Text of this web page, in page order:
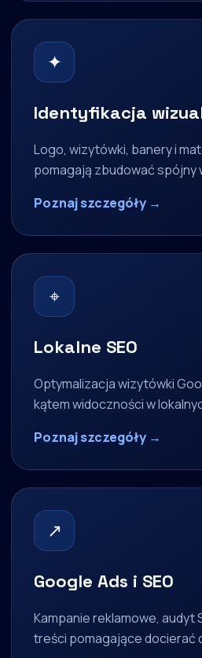
✦
Identyfikacja
Logo, wizytówki, banery i
pomagają zbudować spójny
Poznaj szczegóły →
⌖
Lokalne SEO
Optymalizacja wizytówki
kątem widoczności w
Poznaj szczegóły →
↗
Google Ads i SEO
Kampanie reklamowe, audyt
treści pomagające docierać